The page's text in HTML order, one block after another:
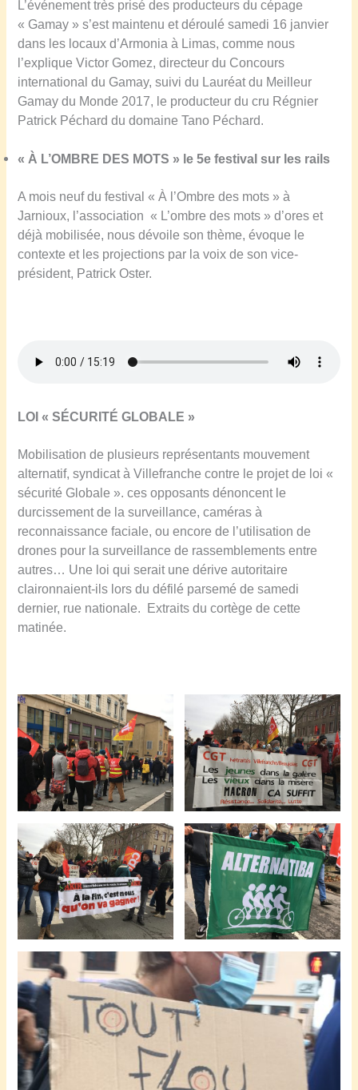
L’événement très prisé des producteurs du cépage
« Gamay » s’est maintenu et déroulé samedi 16 janvier
dans les locaux d’Armonia à Limas, comme nous
l’explique Victor Gomez, directeur du Concours
international du Gamay, suivi du Lauréat du Meilleur
Gamay du Monde 2017, le producteur du cru Régnier
Patrick Péchard du domaine Tano Péchard.
« À L’OMBRE DES MOTS » le 5e festival sur les rails
A mois neuf du festival « À l’Ombre des mots » à
Jarnioux, l’association « L’ombre des mots » d’ores et
déjà mobilisée, nous dévoile son thème, évoque le
contexte et les projections par la voix de son vice-
président, Patrick Oster.
LOI « SÉCURITÉ GLOBALE »
Mobilisation de plusieurs représentants mouvement
alternatif, syndicat à Villefranche contre le projet de loi «
sécurité Globale ». ces opposants dénoncent le
durcissement de la surveillance, caméras à
reconnaissance faciale, ou encore de l’utilisation de
drones pour la surveillance de rassemblements entre
autres… Une loi qui serait une dérive autoritaire
claironnaient-ils lors du défilé parsemé de samedi
dernier, rue nationale.
Extraits du cortège de cette
matinée.